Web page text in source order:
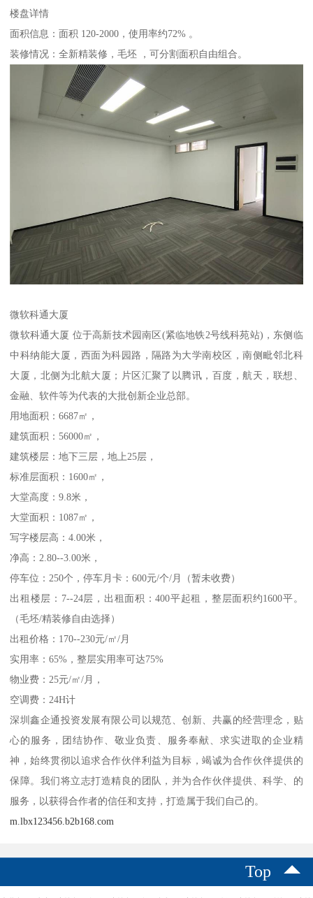
楼盘详情
面积信息：面积 120-2000，使用率约72% 。
装修情况：全新精装修，毛坯 ，可分割面积自由组合。
微软科通大厦
微软科通大厦 位于高新技术园南区(紧临地铁2号线科苑站)，东侧临
中科纳能大厦，西面为科园路，隔路为大学南校区，南侧毗邻北科
大厦，北侧为北航大厦；片区汇聚了以腾讯，百度，航天，联想、
金融、软件等为代表的大批创新企业总部。
用地面积：6687㎡，
建筑面积：56000㎡，
建筑楼层：地下三层，地上25层，
标准层面积：1600㎡，
大堂高度：9.8米，
大堂面积：1087㎡，
写字楼层高：4.00米，
净高：2.80--3.00米，
停车位：250个，停车月卡：600元/个/月（暂未收费）
出租楼层：7--24层，出租面积：400平起租，整层面积约1600平。
（毛坯/精装修自由选择）
出租价格：170--230元/㎡/月
实用率：65%，整层实用率可达75%
物业费：25元/㎡/月，
空调费：24H计
深圳鑫企通投资发展有限公司以规范、创新、共赢的经营理念，贴
心的服务，团结协作、敬业负责、服务奉献、求实进取的企业精
神，始终贯彻以追求合作伙伴利益为目标，竭诚为合作伙伴提供的
保障。我们将立志打造精良的团队，并为合作伙伴提供、科学、的
服务，以获得合作者的信任和支持，打造属于我们自己的。
m.lbx123456.b2b168.com
Top